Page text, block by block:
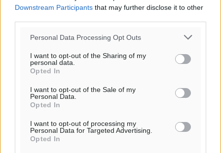
Downstream Participants that may further disclose it to other
Personal Data Processing Opt Outs
I want to opt-out of the Sharing of my
personal data.
Opted In
I want to opt-out of the Sale of my
Personal Data.
Opted In
I want to opt-out of processing my
Personal Data for Targeted Advertising.
Opted In